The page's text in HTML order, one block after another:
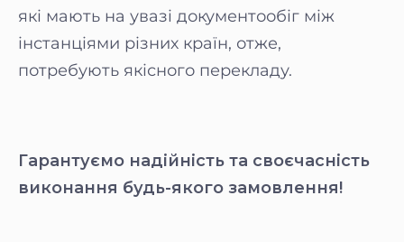
які мають на увазі документообіг між
інстанціями різних країн, отже,
потребують якісного перекладу.
Гарантуємо надійність та своєчасність
виконання будь-якого замовлення!